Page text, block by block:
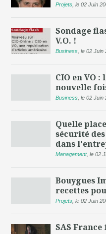
Projets ,le 02 Juin
Sondage
V.O. !
Business ,le 02 Juin
CIO en VO
nouvelle
Business ,le 02 Juin
Quelle
sécurité
dans
Management,le 02
Bouygues
recettes
Projets ,le 02 Juin
SAS France